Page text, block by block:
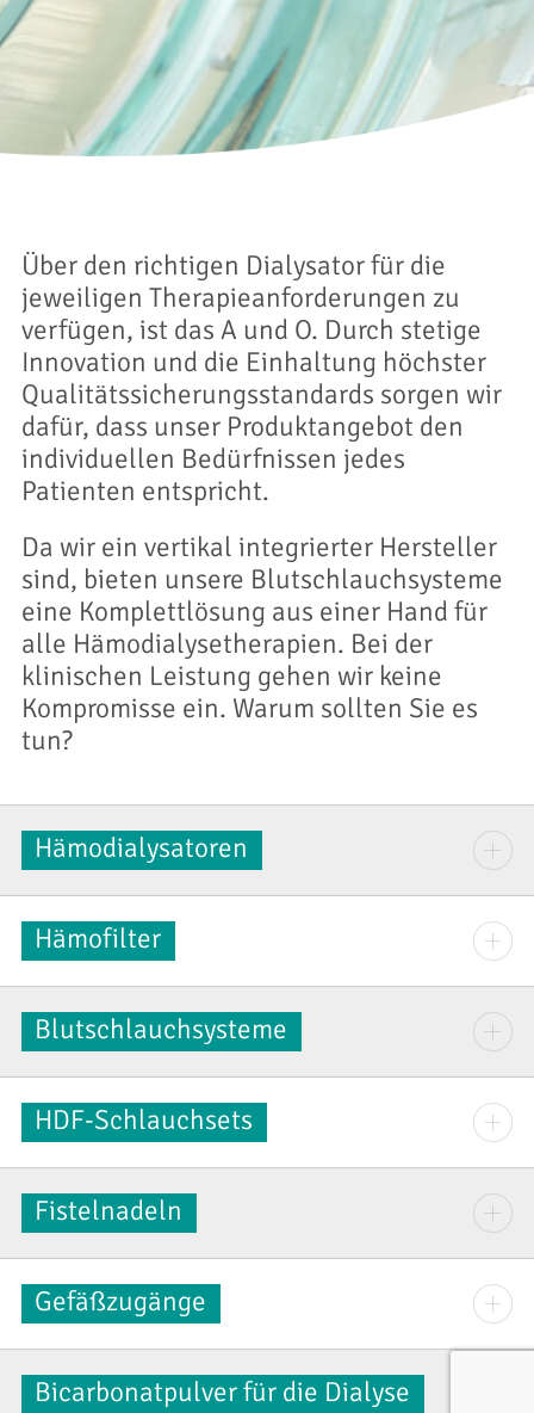
Über den richtigen Dialysator für die
jeweiligen Therapieanforderungen zu
verfügen, ist das A und O. Durch stetige
Innovation und die Einhaltung höchster
Qualitätssicherungsstandards sorgen wir
dafür, dass unser Produktangebot den
individuellen Bedürfnissen jedes
Patienten entspricht.
Da wir ein vertikal integrierter Hersteller
sind, bieten unsere Blutschlauchsysteme
eine Komplettlösung aus einer Hand für
alle Hämodialysetherapien. Bei der
klinischen Leistung gehen wir keine
Kompromisse ein. Warum sollten Sie es
tun?
Hämodialysatoren
Hämofilter
Blutschlauchsysteme
HDF-Schlauchsets
Fistelnadeln
Gefäßzugänge
Bicarbonatpulver für die Dialyse